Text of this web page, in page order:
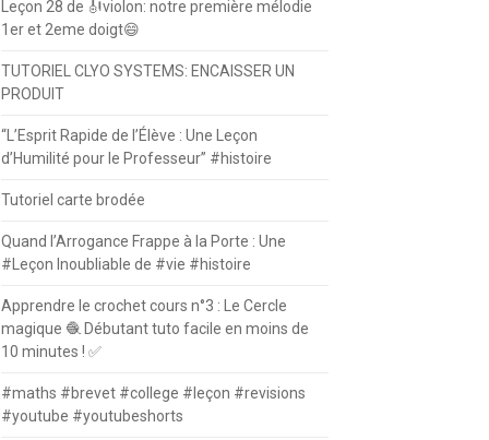
Leçon 28 de 🎻violon: notre première mélodie
1er et 2eme doigt😄
TUTORIEL CLYO SYSTEMS: ENCAISSER UN
PRODUIT
“L’Esprit Rapide de l’Élève : Une Leçon
d’Humilité pour le Professeur” #histoire
Tutoriel carte brodée
Quand l’Arrogance Frappe à la Porte : Une
#Leçon Inoubliable de #vie #histoire
Apprendre le crochet cours n°3 : Le Cercle
magique 🧶 Débutant tuto facile en moins de
10 minutes ! ✅
#maths #brevet #college #leçon #revisions
#youtube #youtubeshorts